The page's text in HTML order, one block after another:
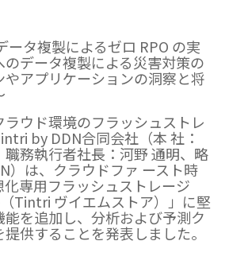
ータ複製によるゼロ RPO の実
データ複製による災害対策の
アプリケーションの洞察と将
ウド環境のフラッシュストレ
by DDN合同会社（本 社：
務執⾏者社⻑：河野 通明、略
）は、クラウドファ ースト時
専用フラッシュストレージ
Tintri ヴイエムストア）」に堅
を追加し、分析および予測ク
供することを発表しました。